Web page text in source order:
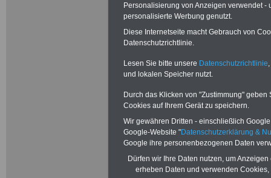
Neu
Beamte
Das beliebte
und Beamte"
Personalisierung von Anzeigen verwendet
personalisierte Werbung genutzt.
Diese Internetseite macht Gebrauch von
Datenschutzrichtlinie.
Lesen Sie bitte unsere Datenschutzrichtlinie
und lokalen Speicher nutzt.
Durch das Klicken von "Zustimmung"
Cookies auf Ihrem Gerät zu speichern.
Wir gewähren Dritten - einschließlich
Google-Website "Datenschutzerklärung &
Google ihre personenbezogenen Daten
Dürfen wir Ihre Daten nutzen, um
erheben Daten und verwenden